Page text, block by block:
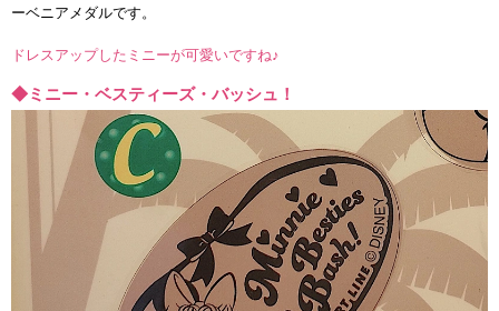
ーベニアメダルです。
ドレスアップしたミニーが可愛いですね♪
◆ミニー・ベスティーズ・バッシュ！